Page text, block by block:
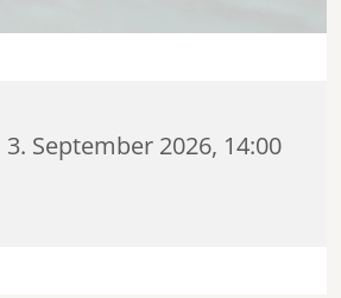
September 2026, 14:00